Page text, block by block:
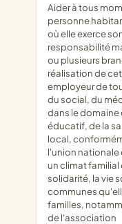
aider à tous moments de leur existence toute famille ou
personne
où elle exerce
responsabilité
ou plusieurs
réalisation de
employeur de
du social, du
dans le
éducatif, de la
local,
l'union
un climat
solidarité, la vie
communes
familles,
de l'association